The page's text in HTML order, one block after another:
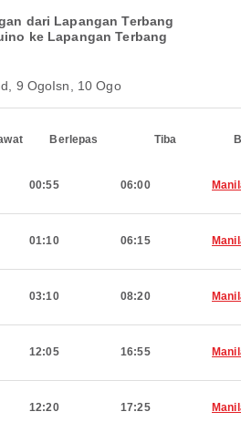
dari Lapangan Terbang
ke Lapangan Terbang
9 OgoIsn, 10 Ogo
Berlepas Tiba
00:55 06:00
01:10 06:15
03:10 08:20
12:05 16:55
12:20 17:25